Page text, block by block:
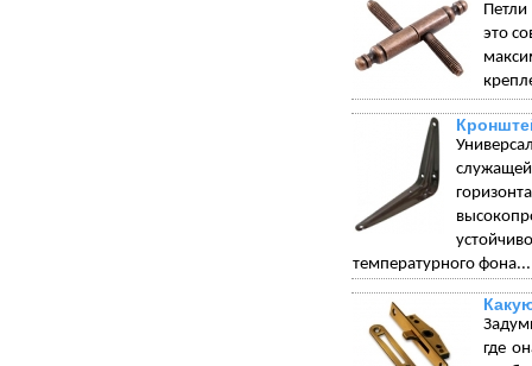
это
температурного фона...
где